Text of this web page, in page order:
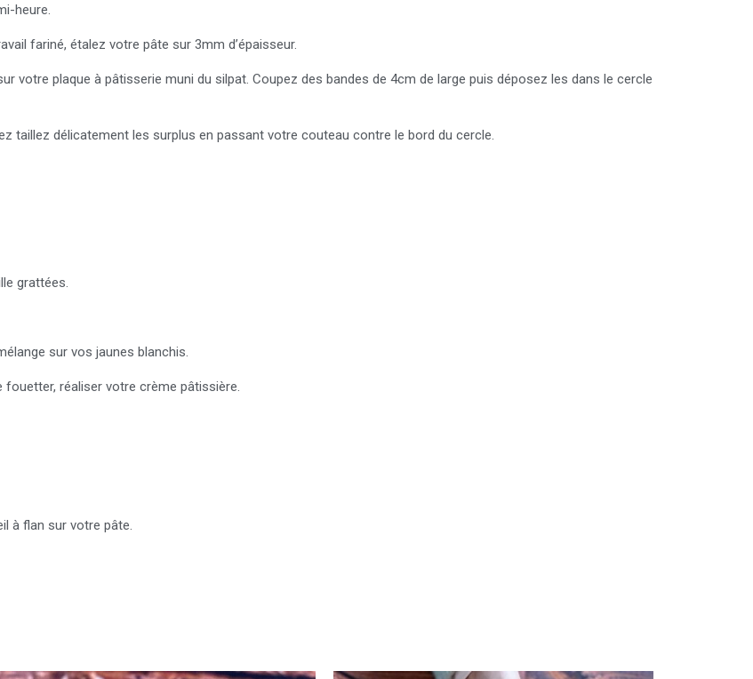
heure.
fariné, étalez votre pâte sur 3mm d’épaisseur.
votre plaque à pâtisserie muni du silpat. Coupez des bandes de 4cm de large puis déposez les dans le cercle
taillez délicatement les surplus en passant votre couteau contre le bord du cercle.
grattées.
sur vos jaunes blanchis.
réaliser votre crème pâtissière.
à flan sur votre pâte.